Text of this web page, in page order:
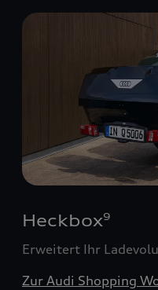
Heckbox9
Erweitert Ihr
Zur Audi Shopping